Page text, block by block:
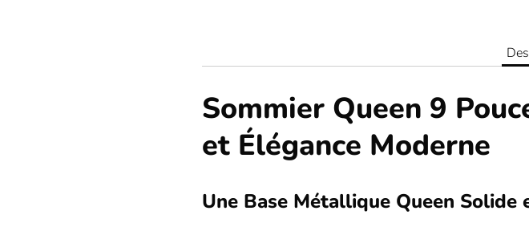
Sommier Queen 9
et Élégance Moderne
Une Base Métallique Queen Solide